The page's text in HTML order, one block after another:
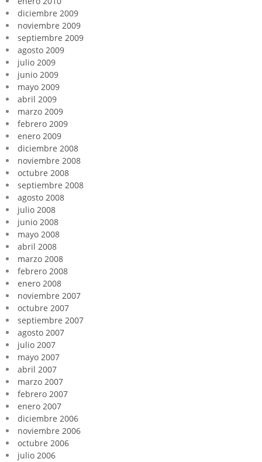
diciembre 2009
noviembre 2009
septiembre 2009
agosto 2009
julio 2009
junio 2009
mayo 2009
abril 2009
marzo 2009
febrero 2009
enero 2009
diciembre 2008
noviembre 2008
octubre 2008
septiembre 2008
agosto 2008
julio 2008
junio 2008
mayo 2008
abril 2008
marzo 2008
febrero 2008
enero 2008
noviembre 2007
octubre 2007
septiembre 2007
agosto 2007
julio 2007
mayo 2007
abril 2007
marzo 2007
febrero 2007
enero 2007
diciembre 2006
noviembre 2006
octubre 2006
julio 2006